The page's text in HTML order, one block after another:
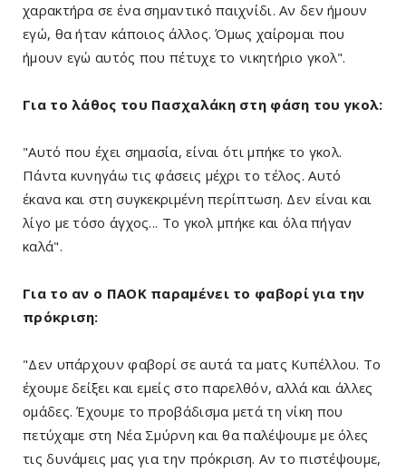
χαρακτήρα σε ένα σημαντικό παιχνίδι. Αν δεν ήμουν
εγώ, θα ήταν κάποιος άλλος. Όμως χαίρομαι που
ήμουν εγώ αυτός που πέτυχε το νικητήριο γκολ".
Για το λάθος του Πασχαλάκη στη φάση του γκολ:
"Αυτό που έχει σημασία, είναι ότι μπήκε το γκολ.
Πάντα κυνηγάω τις φάσεις μέχρι το τέλος. Αυτό
έκανα και στη συγκεκριμένη περίπτωση. Δεν είναι και
λίγο με τόσο άγχος... Το γκολ μπήκε και όλα πήγαν
καλά".
Για το αν ο ΠΑΟΚ παραμένει το φαβορί για την
πρόκριση:
"Δεν υπάρχουν φαβορί σε αυτά τα ματς Κυπέλλου. Το
έχουμε δείξει και εμείς στο παρελθόν, αλλά και άλλες
ομάδες. Έχουμε το προβάδισμα μετά τη νίκη που
πετύχαμε στη Νέα Σμύρνη και θα παλέψουμε με όλες
τις δυνάμεις μας για την πρόκριση. Αν το πιστέψουμε,